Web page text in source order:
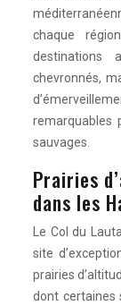
chaque
destinations
chevronnés,
remarquables
sauvages.
Prairies
dans les
Le Col du
site
prairies
dont certaines